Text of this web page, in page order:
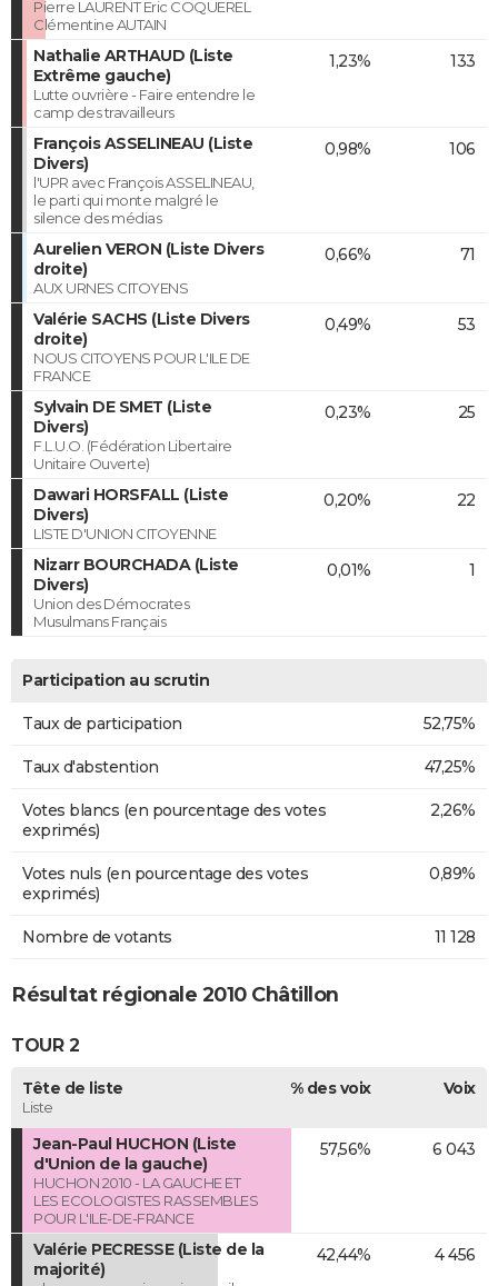
Pierre LAURENT Eric COQUEREL
Clémentine AUTAIN
Nathalie ARTHAUD (Liste
Extrême gauche)
Lutte ouvrière - Faire entendre le
camp des travailleurs
1,23% 133
François ASSELINEAU (Liste
Divers)
l'UPR avec François ASSELINEAU,
le parti qui monte malgré le
silence des médias
0,98% 106
Aurelien VERON (Liste Divers
droite)
AUX URNES CITOYENS
0,66% 71
Valérie SACHS (Liste Divers
droite)
NOUS CITOYENS POUR L'ILE DE
FRANCE
0,49% 53
Sylvain DE SMET (Liste
Divers)
F.L.U.O. (Fédération Libertaire
Unitaire Ouverte)
0,23% 25
Dawari HORSFALL (Liste
Divers)
LISTE D'UNION CITOYENNE
0,20% 22
Nizarr BOURCHADA (Liste
Divers)
Union des Démocrates
Musulmans Français
0,01% 1
Participation au scrutin
Taux de participation 52,75%
Taux d'abstention 47,25%
Votes blancs (en pourcentage des votes
exprimés)
2,26%
Votes nuls (en pourcentage des votes
exprimés)
0,89%
Nombre de votants 11 128
Résultat régionale 2010 Châtillon
TOUR 2
Tête de liste
Liste
% des voix Voix
Jean-Paul HUCHON (Liste
d'Union de la gauche)
HUCHON 2010 - LA GAUCHE ET
LES ECOLOGISTES RASSEMBLES
POUR L'ILE-DE-FRANCE
57,56% 6 043
Valérie PECRESSE (Liste de la
majorité)
42,44% 4 456